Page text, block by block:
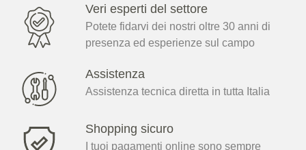
Veri esperti del settore
Potete fidarvi dei nostri oltre 30 anni di
presenza ed esperienze sul campo
Assistenza
Assistenza tecnica diretta in tutta Italia
Shopping sicuro
I tuoi pagamenti online sono sempre